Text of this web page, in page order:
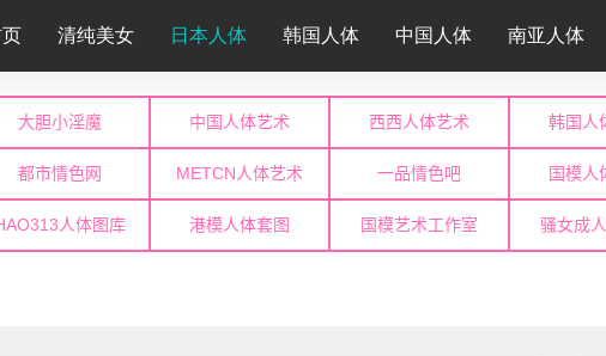
清纯美女 日本人体 韩国人体 中国人体 南亚人体